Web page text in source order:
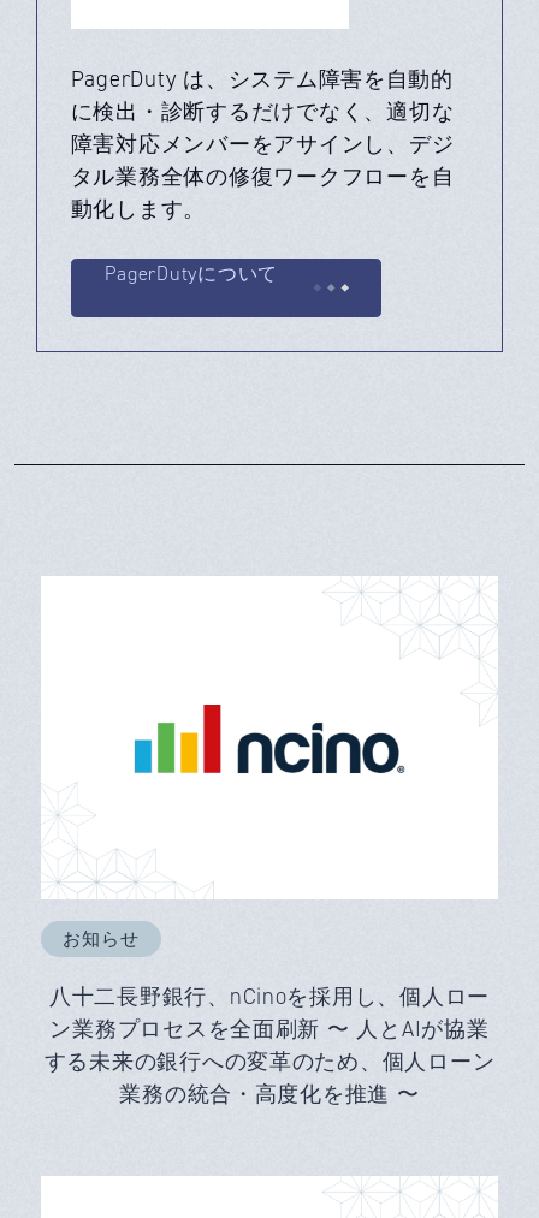
PagerDuty は、システム障害を自動的
に検出・診断するだけでなく、適切な
障害対応メンバーをアサインし、デジ
タル業務全体の修復ワークフローを自
動化します。
PagerDutyについて
お知らせ
八十二長野銀行、nCinoを採用し、個人ロー
ン業務プロセスを全面刷新 〜 人とAIが協業
する未来の銀行への変革のため、個人ローン
業務の統合・高度化を推進 〜